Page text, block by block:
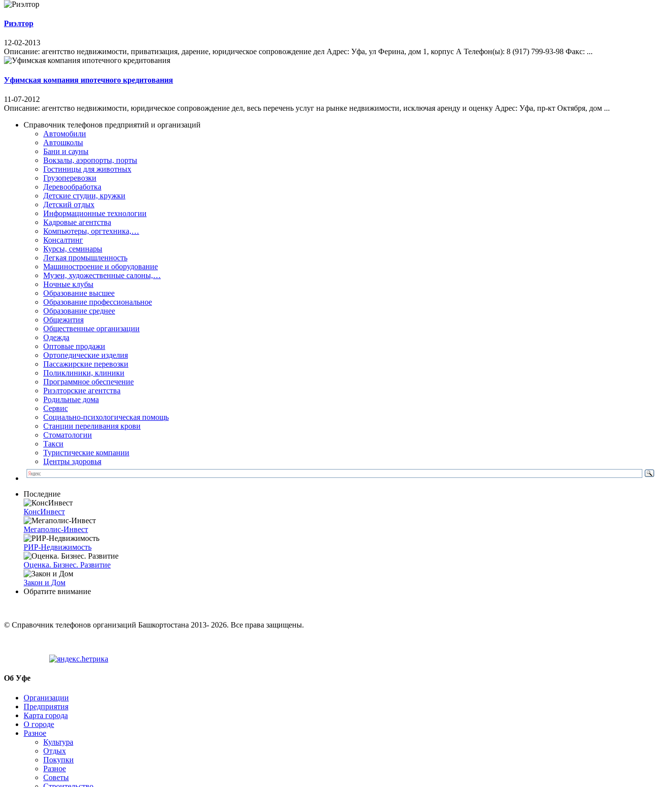
Риэлтор
12-02-2013
Описание: агентство недвижимости, приватизация, дарение, юридическое сопровождение дел Адрес: Уфа, ул Ферина, дом 1, корпус А Телефон(ы): 8 (917) 799-93-98 Факс: ...
Уфимская компания ипотечного кредитования
11-07-2012
Описание: агентство недвижимости, юридическое сопровождение дел, весь перечень услуг на рынке недвижимости, исключая аренду и оценку Адрес: Уфа, пр-кт Октября, дом ...
Справочник телефонов предприятий и организаций
Автомобили
Автошколы
Бани и сауны
Вокзалы, аэропорты, порты
Гостиницы для животных
Грузоперевозки
Деревообработка
Детские студии, кружки
Детский отдых
Информационные технологии
Кадровые агентства
Компьютеры, оргтехника,…
Консалтинг
Курсы, семинары
Легкая промышленность
Машиностроение и оборудование
Музеи, художественные салоны,…
Ночные клубы
Образование высшее
Образование профессиональное
Образование среднее
Общежития
Общественные организации
Одежда
Оптовые продажи
Ортопедические изделия
Пассажирские перевозки
Поликлиники, клиники
Программное обеспечение
Риэлторские агентства
Родильные дома
Сервис
Социально-психологическая помощь
Станции переливания крови
Стоматологии
Такси
Туристические компании
Центры здоровья
Последние
КонсИнвест
Мегаполис-Инвест
РИР-Недвижимость
Оценка. Бизнес. Развитие
Закон и Дом
Обратите внимание
© Cправочник телефонов организаций Башкортостана 2013- 2026. Все права защищены.
Об Уфе
Организации
Предприятия
Карта города
О городе
Разное
Культура
Отдых
Покупки
Разное
Советы